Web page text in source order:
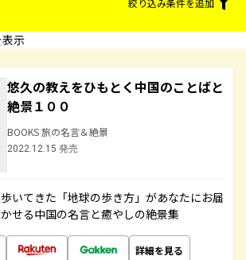
絞り込み条件を追加
示
悠久の教えをひもとく中国のことばと
絶景１００
BOOKS 旅の名言＆絶景
2022.12.15 発売
いてきた「地球の歩き方」があなたにお届
せる中国の名言と癒やしの絶景集
詳細を見る